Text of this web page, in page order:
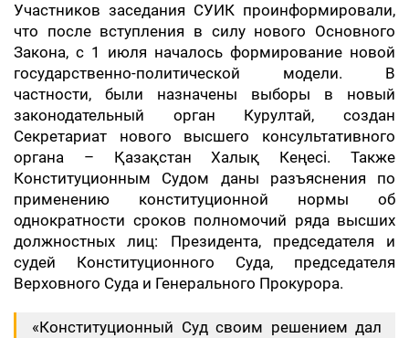
Участников заседания СУИК проинформировали,
что после вступления в силу нового Основного
Закона, с 1 июля началось формирование новой
государственно-политической модели. В
частности, были назначены выборы в новый
законодательный орган Курултай, создан
Секретариат нового высшего консультативного
органа – Қазақстан Халық Кеңесі. Также
Конституционным Судом даны разъяснения по
применению конституционной нормы об
однократности сроков полномочий ряда высших
должностных лиц: Президента, председателя и
судей Конституционного Суда, председателя
Верховного Суда и Генерального Прокурора.
«Конституционный Суд своим решением дал